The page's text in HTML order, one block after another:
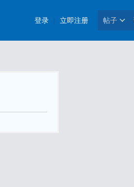
帖子
登录 立即注册